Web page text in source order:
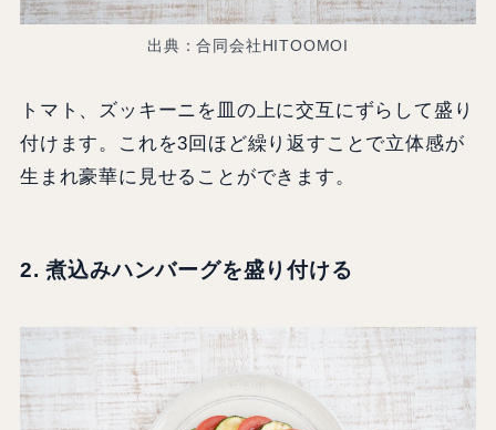
出典：合同会社HITOOMOI
トマト、ズッキーニを皿の上に交互にずらして盛り
付けます。これを3回ほど繰り返すことで立体感が
生まれ豪華に見せることができます。
2. 煮込みハンバーグを盛り付ける